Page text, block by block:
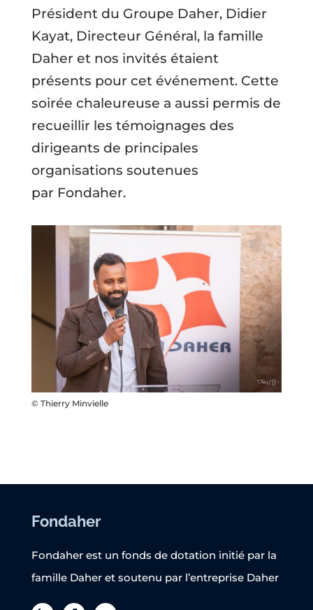
Président du Groupe Daher, Didier
Kayat, Directeur Général, la famille
Daher et nos invités étaient
présents pour cet événement. Cette
soirée chaleureuse a aussi permis de
recueillir les témoignages des
dirigeants de principales
organisations soutenues
par Fondaher.
© Thierry Minvielle
Fondaher
Fondaher est un fonds de dotation initié par la
famille Daher et soutenu par l’entreprise Daher